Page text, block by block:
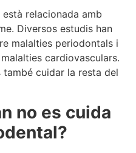
relacionada amb
Diversos estudis han
malalties periodontals i
cardiovasculars.
cuidar la resta del
no es cuida